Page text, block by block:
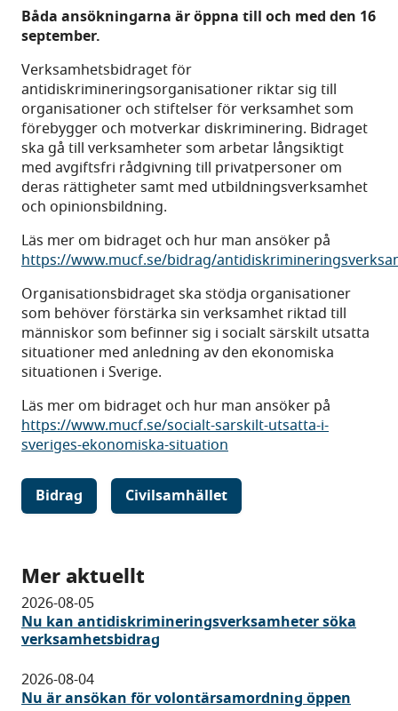
Båda ansökningarna är öppna till och med den 16
september.
Verksamhetsbidraget för
antidiskrimineringsorganisationer riktar sig till
organisationer och stiftelser för verksamhet som
förebygger och motverkar diskriminering. Bidraget
ska gå till verksamheter som arbetar långsiktigt
med avgiftsfri rådgivning till privatpersoner om
deras rättigheter samt med utbildningsverksamhet
och opinionsbildning.
Läs mer om bidraget och hur man ansöker på
https://www.mucf.se/bidrag/
Organisationsbidraget ska stödja organisationer
som behöver förstärka sin verksamhet riktad till
människor som befinner sig i socialt särskilt utsatta
situationer med anledning av den ekonomiska
situationen i Sverige.
Läs mer om bidraget och hur man ansöker på
https://www.mucf.se/socialt-sarskilt-utsatta-i-
sveriges-ekonomiska-situation
Bidrag Civilsamhället
Mer aktuellt
2026-08-05
Nu kan antidiskrimineringsverksamheter söka
verksamhetsbidrag
2026-08-04
Nu är ansökan för volontärsamordning öppen